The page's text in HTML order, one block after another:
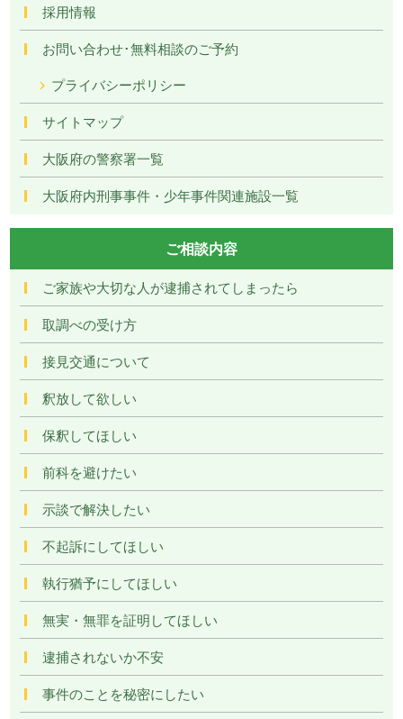
採用情報
お問い合わせ･無料相談のご予約
プライバシーポリシー
サイトマップ
大阪府の警察署一覧
大阪府内刑事事件・少年事件関連施設一覧
ご相談内容
ご家族や大切な人が逮捕されてしまったら
取調べの受け方
接見交通について
釈放して欲しい
保釈してほしい
前科を避けたい
示談で解決したい
不起訴にしてほしい
執行猶予にしてほしい
無実・無罪を証明してほしい
逮捕されないか不安
事件のことを秘密にしたい